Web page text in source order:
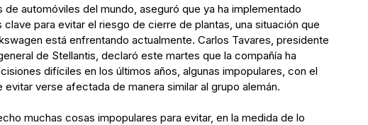
de automóviles del mundo, aseguró que ya ha implementado
clave para evitar el riesgo de cierre de plantas, una situación que
está enfrentando actualmente. Carlos Tavares, presidente
de Stellantis, declaró este martes que la compañía ha
difíciles en los últimos años, algunas impopulares, con el
evitar verse afectada de manera similar al grupo alemán.
muchas cosas impopulares para evitar, en la medida de lo